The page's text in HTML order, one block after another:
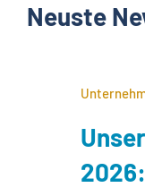
Neuste